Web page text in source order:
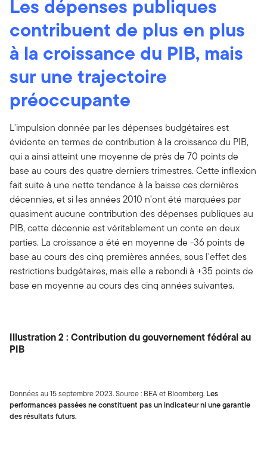
Les dépenses publiques
contribuent de plus en plus
à la croissance du PIB, mais
sur une trajectoire
préoccupante
L'impulsion donnée par les dépenses budgétaires est
évidente en termes de contribution à la croissance du PIB,
qui a ainsi atteint une moyenne de près de 70 points de
base au cours des quatre derniers trimestres. Cette inflexion
fait suite à une nette tendance à la baisse ces dernières
décennies, et si les années 2010 n'ont été marquées par
quasiment aucune contribution des dépenses publiques au
PIB, cette décennie est véritablement un conte en deux
parties. La croissance a été en moyenne de -36 points de
base au cours des cinq premières années, sous l'effet des
restrictions budgétaires, mais elle a rebondi à +35 points de
base en moyenne au cours des cinq années suivantes.
Illustration 2 : Contribution du gouvernement fédéral au
PIB
Données au 15 septembre 2023. Source : BEA et Bloomberg. Les
performances passées ne constituent pas un indicateur ni une garantie
des résultats futurs.